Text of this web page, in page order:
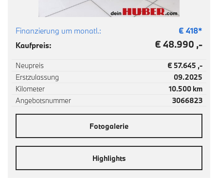
Finanzierung um monatl.: € 418*
Kaufpreis:
€ 48.990 ,-
Neupreis
€ 57.645 ,-
Erstzulassung
09.2025
Kilometer
10.500 km
Angebotsnummer
3066823
Fotogalerie
Highlights